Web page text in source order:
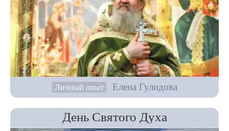
Личный опыт Елена Гулидова
День Святого Духа